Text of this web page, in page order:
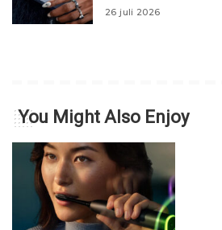
26 juli 2026
You Might Also Enjoy